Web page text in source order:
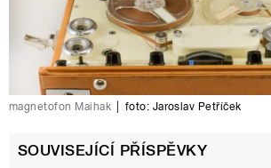
magnetofon Maihak foto: Jaroslav Petříček
SOUVISEJÍCÍ PŘÍSPĚVKY